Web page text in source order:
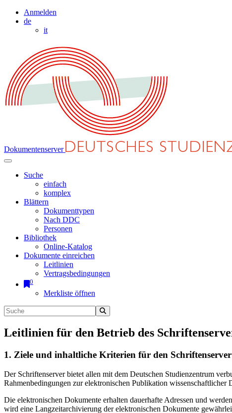
Anmelden
de
it
Dokumentenserver
Suche
einfach
komplex
Blättern
Dokumenttypen
Nach DDC
Personen
Bibliothek
Online-Katalog
Dokumente einreichen
Leitlinien
Vertragsbedingungen
0
Merkliste öffnen
Leitlinien für den Betrieb des
1. Ziele und inhaltliche Kriterien für den
Der Schriftenserver bietet allen mit dem Deutschen Studienzentrum
Rahmenbedingungen zur elektronischen Publikation
Die elektronischen Dokumente erhalten dauerhafte Adressen und
wird eine Langzeitarchivierung der elektronischen Dokumente